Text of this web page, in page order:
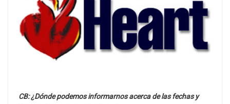
CB: ¿Dónde podemos informarnos acerca de las fechas y